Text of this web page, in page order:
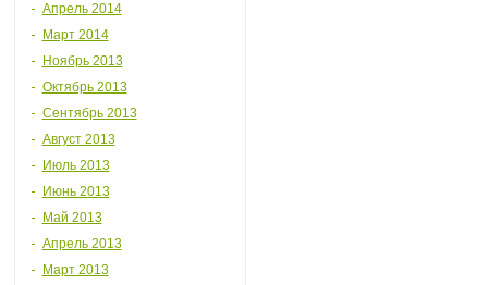
Апрель 2014
Март 2014
Ноябрь 2013
Октябрь 2013
Сентябрь 2013
Август 2013
Июль 2013
Июнь 2013
Май 2013
Апрель 2013
Март 2013